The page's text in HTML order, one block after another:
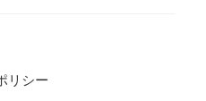
リシー